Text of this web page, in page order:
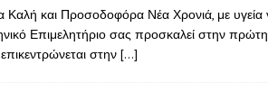
και Προσοδοφόρα Νέα Χρονιά, με υγεία
Επιμελητήριο σας προσκαλεί στην πρώτη
στην […]